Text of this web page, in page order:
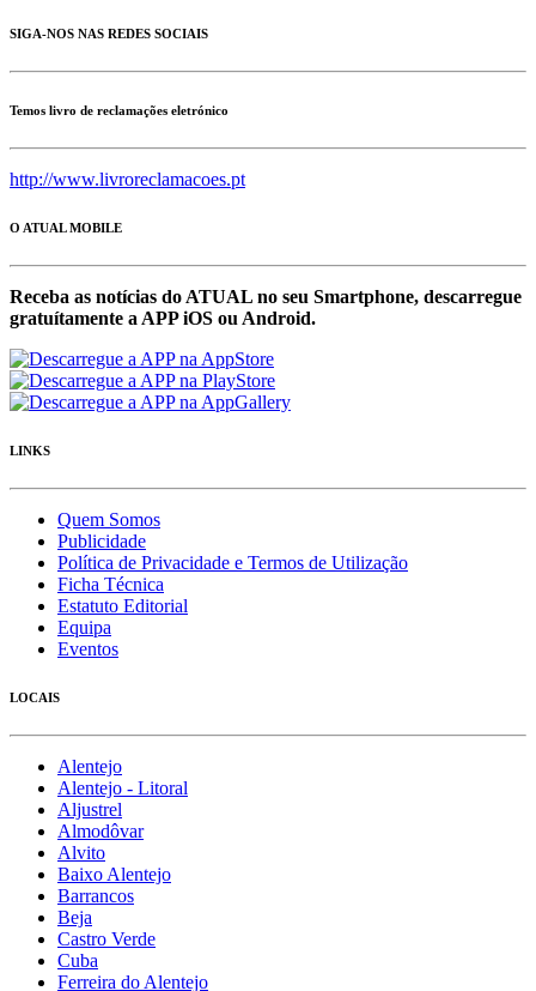
SIGA-NOS NAS REDES SOCIAIS
Temos livro de reclamações eletrónico
http://www.livroreclamacoes.pt
O ATUAL MOBILE
Receba as notícias do ATUAL no seu Smartphone, descarregue
gratuítamente a APP iOS ou Android.
LINKS
Quem Somos
Publicidade
Política de Privacidade e Termos de Utilização
Ficha Técnica
Estatuto Editorial
Equipa
Eventos
LOCAIS
Alentejo
Alentejo - Litoral
Aljustrel
Almodôvar
Alvito
Baixo Alentejo
Barrancos
Beja
Castro Verde
Cuba
Ferreira do Alentejo